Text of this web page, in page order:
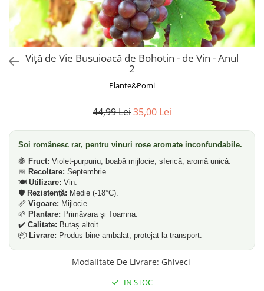
Corn
Smochin
KakiViță de Vie Busuioacă de Bohotin - de Vin - Anul
2
Plante&Pomi
44,99 Lei35,00 Lei
Soi românesc rar, pentru vinuri rose aromate inconfundabile.
🍇 Fruct: Violet-purpuriu, boabă mijlocie, sferică, aromă unică.
📅 Recoltare: Septembrie.
🍽️ Utilizare: Vin.
🛡️ Rezistență: Medie (-18°C).
📏 Vigoare: Mijlocie.
🌱 Plantare: Primăvara și Toamna.
✔️ Calitate: Butaș altoit
📦 Livrare: Produs bine ambalat, protejat la transport.
Modalitate De Livrare: Ghiveci
IN STOC